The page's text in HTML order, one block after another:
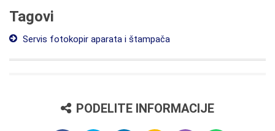
Tagovi
Servis fotokopir aparata i štampača
PODELITE INFORMACIJE